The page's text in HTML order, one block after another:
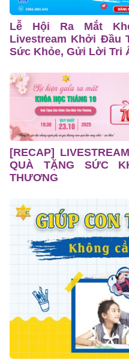
Lễ Hội Ra Mắt
Livestream Khởi Đầu
Sức Khỏe, Gửi Lời Tri
[RECAP]
QUÀ TẶNG SỨC
THƯƠNG